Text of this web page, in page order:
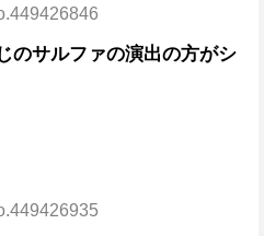
のサルファの演出の方がシ